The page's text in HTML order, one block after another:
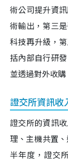
術公司提升資
術輸出，第三
科技再升級，
括內部自行研
並透過對外收
證交所資訊收
證交所的資訊
理、主機共置
半年度，證交